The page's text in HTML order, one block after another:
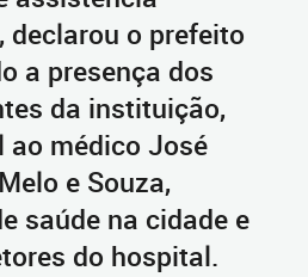
declarou o prefeito
a presença dos
da instituição,
ao médico José
e Souza,
saúde na cidade e
do hospital.